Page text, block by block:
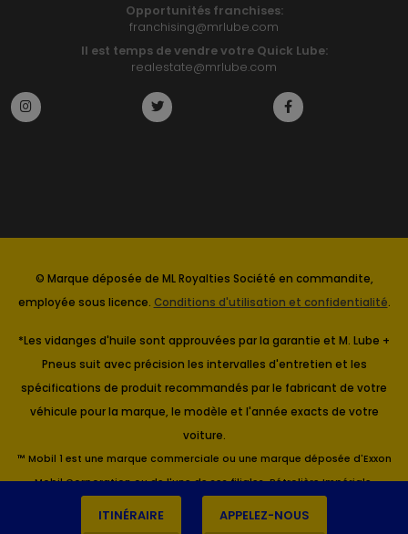
ITINÉRAIRE APPELEZ-NOUS
Opportunités franchises:
franchising@mrlube.com
Il est temps de vendre votre Quick Lube:
realestate@mrlube.com
© Marque déposée de ML Royalties Société en commandite,
employée sous licence. Conditions d'utilisation et confidentialité.
*Les vidanges d'huile sont approuvées par la garantie et M. Lube +
Pneus suit avec précision les intervalles d'entretien et les
spécifications de produit recommandés par le fabricant de votre
véhicule pour la marque, le modèle et l'année exacts de votre
voiture.
™ Mobil 1 est une marque commerciale ou une marque déposée d'Exxon
Mobil Corporation ou de l'une de ses filiales. Pétrolière Impériale,